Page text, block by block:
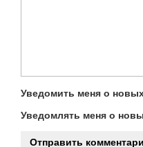
Уведомить меня о
Уведомлять меня о